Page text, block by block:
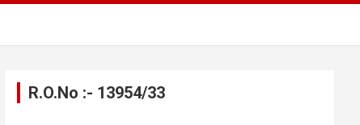
R.O.No :- 13954/33